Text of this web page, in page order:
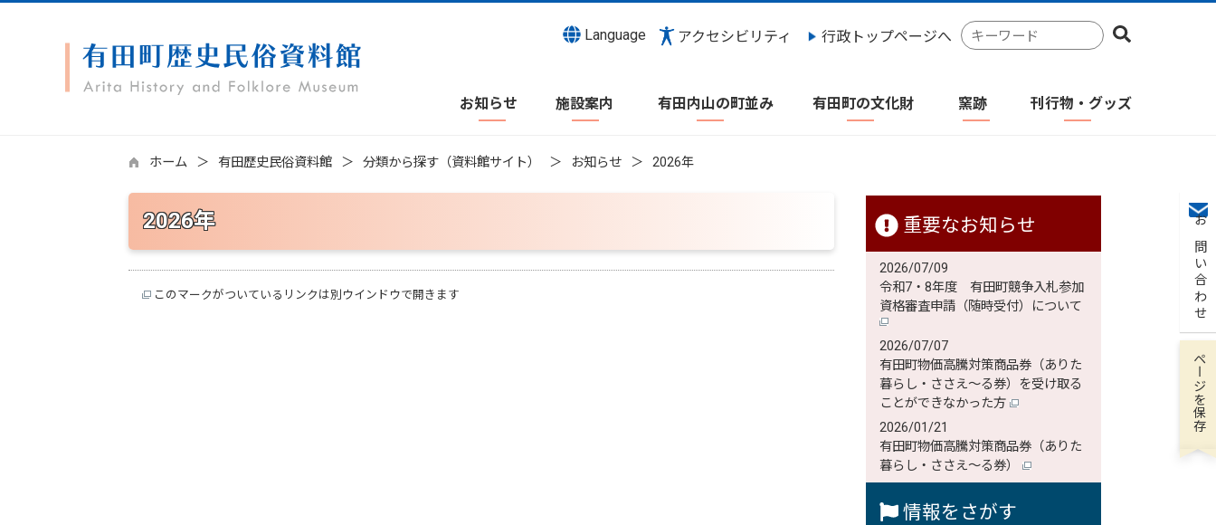
Language アクセシビリティ 行政トップページへ
検
索
ワ
お知らせ 施設案内 有田内山の町並み 有田町の文化財 窯跡 刊行物・グッズ
お問い合わせ
ホーム 有田歴史民俗資料館 分類から探す（資料館サイト） お知らせ 2026年
2026年
このマークがついているリンクは別ウインドウで開きます
重要なお知らせ
2026/07/09
令和7・8年度 有田町競争入札参加
資格審査申請（随時受付）について
2026/07/07
有田町物価高騰対策商品券（ありた
暮らし・ささえ～る券）を受け取る
ことができなかった方
2026/01/21
有田町物価高騰対策商品券（ありた
暮らし・ささえ～る券）
情報をさがす
ページを保存